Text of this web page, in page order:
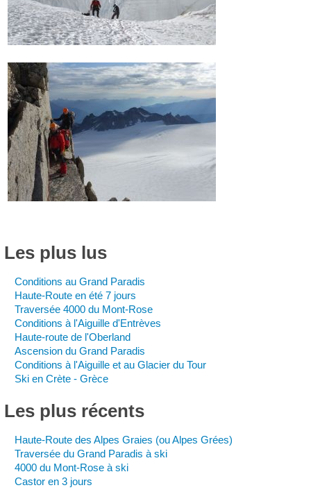
Les plus lus
Conditions au Grand Paradis
Haute-Route en été 7 jours
Traversée 4000 du Mont-Rose
Conditions à l'Aiguille d'Entrèves
Haute-route de l'Oberland
Ascension du Grand Paradis
Conditions à l'Aiguille et au Glacier du Tour
Ski en Crète - Grèce
Les plus récents
Haute-Route des Alpes Graies (ou Alpes Grées)
Traversée du Grand Paradis à ski
4000 du Mont-Rose à ski
Castor en 3 jours